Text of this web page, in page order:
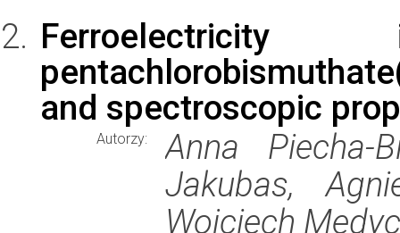
Ferroelectricity
and spectroscopic
Autorzy:
Anna Piecha-
Jakubas,
Wojciech